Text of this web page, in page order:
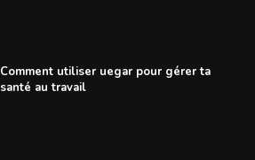
Comment utiliser uegar pour gérer ta
santé au travail